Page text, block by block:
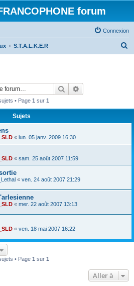
forum
Connexion
S.T.A.L.K.E.R
Rechercher
• Page 1 sur 1
Sujets
« lun. 05 janv. 2009 16:30
« sam. 25 août 2007 11:59
« ven. 24 août 2007 21:29
« mer. 22 août 2007 13:13
« ven. 18 mai 2007 16:22
• Page 1 sur 1
Aller à